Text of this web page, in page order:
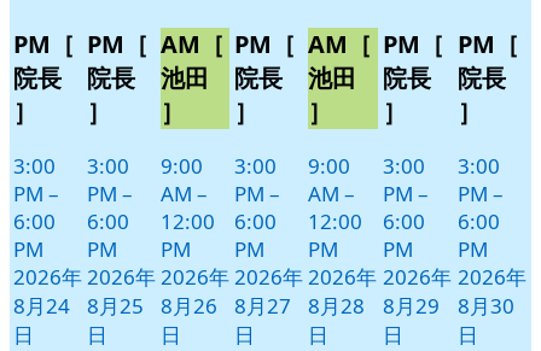
PM［
院長
］
3:00
PM –
6:00
PM
2026年
8月24
日
PM［
院長
］
3:00
PM –
6:00
PM
2026年
8月25
日
AM［
池田
］
9:00
AM –
12:00
PM
2026年
8月26
日
PM［
院長
］
3:00
PM –
6:00
PM
2026年
8月27
日
AM［
池田
］
9:00
AM –
12:00
PM
2026年
8月28
日
PM［
院長
］
3:00
PM –
6:00
PM
2026年
8月29
日
PM［
院長
］
3:00
PM –
6:00
PM
2026年
8月30
日